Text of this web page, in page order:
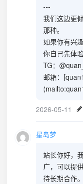
---
我们这边更
那种。
如果你有兴
你自己先体
TG：
邮箱：[
(mailto:
2026-05-11
星岛梦
站长你好，
广，可以提
待长期合作。